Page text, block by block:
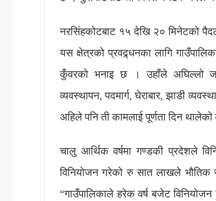
नरसिंहकोटबाट १५ देखि २० मिनेटको
यस क्षेत्रको प्रवद्र्धनका लागि
कुँवरको भनाइ छ । उहाँले अघिल्लो
व्यवस्थापन, पदमार्ग, घेराबार, झाडी
अहिले पनि ती कामलाई पूर्णता दिन
चालु आर्थिक वर्षमा गण्डकी प्रदेशले
विनियोजन गरेको रु सात लाखले भौतिक
“गाउँपालिकाले हरेक वर्ष बजेट